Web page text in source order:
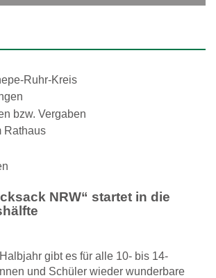
Ruhr-Kreis
bzw. Vergaben
Rathaus
NRW“ startet in die
gibt es für alle 10- bis 14-
und Schüler wieder wunderbare